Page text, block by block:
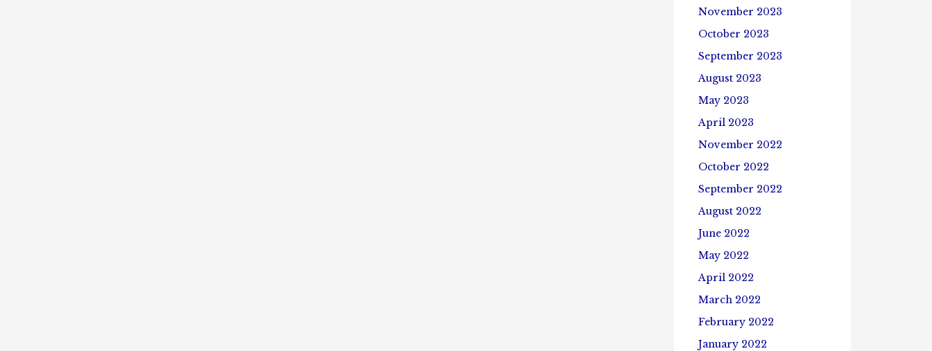
November 2023
October 2023
September 2023
August 2023
May 2023
April 2023
November 2022
October 2022
September 2022
August 2022
June 2022
May 2022
April 2022
March 2022
February 2022
January 2022